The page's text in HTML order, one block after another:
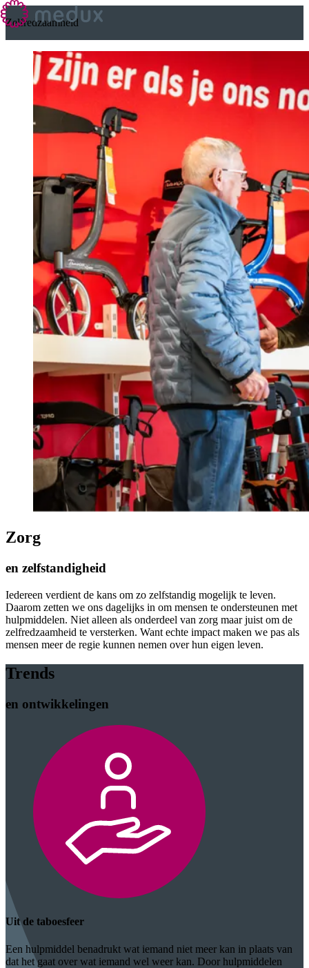
Zelfredzaamheid
Zorg
en zelfstandigheid
Iedereen verdient de kans om zo zelfstandig mogelijk te leven.
Daarom zetten we ons dagelijks in om mensen te ondersteunen met
hulpmiddelen. Niet alleen als onderdeel van zorg maar juist om de
zelfredzaamheid te versterken. Want echte impact maken we pas als
mensen meer de regie kunnen nemen over hun eigen leven.
Trends
en ontwikkelingen
Uit de taboesfeer
Een hulpmiddel benadrukt wat iemand niet meer kan in plaats van
dat het gaat over wat iemand wel weer kan. Door hulpmiddelen